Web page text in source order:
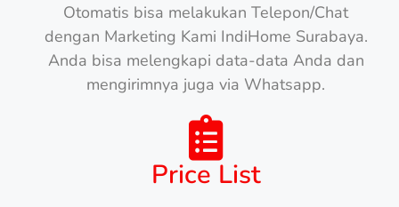
Otomatis bisa melakukan Telepon/Chat
dengan Marketing Kami IndiHome Surabaya.
Anda bisa melengkapi data-data Anda dan
mengirimnya juga via Whatsapp.
Price List